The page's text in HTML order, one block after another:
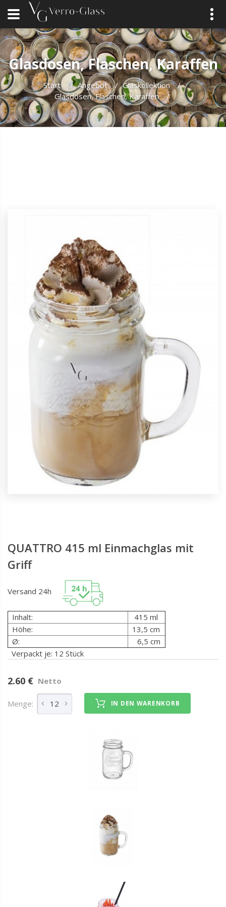
Glasdosen, Flaschen, Karaffen
Start / Angebot / Glaskollektion
/
Glasdosen, Flaschen, Karaffen
/
QUATTRO 415 ml Einmachglas mit
Griff
Versand 24h
Inhalt:
415 ml
Höhe:
13,5 cm
Ø:
6,5 cm
Verpackt je: 12 Stück
2.60 € Netto
Menge: IN DEN WARENKORB